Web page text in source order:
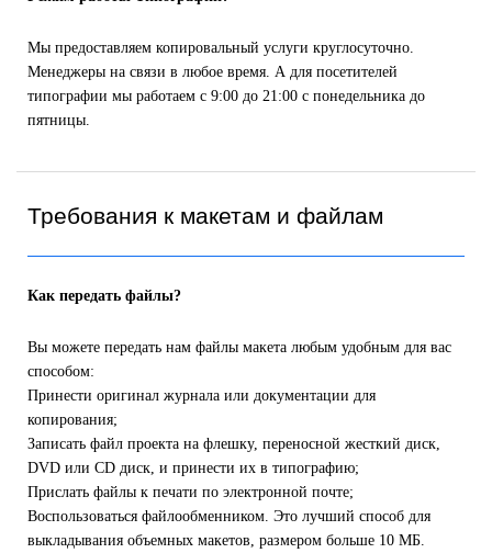
Мы предоставляем копировальный услуги круглосуточно.
Менеджеры на связи в любое время. А для посетителей
типографии мы работаем с 9:00 до 21:00 с понедельника до
пятницы.
Требования к макетам и файлам
Как передать файлы?
Вы можете передать нам файлы макета любым удобным для вас
способом:
Принести оригинал журнала или документации для
копирования;
Записать файл проекта на флешку, переносной жесткий диск,
DVD или CD диск, и принести их в типографию;
Прислать файлы к печати по электронной почте;
Воспользоваться файлообменником. Это лучший способ для
выкладывания объемных макетов, размером больше 10 MБ.